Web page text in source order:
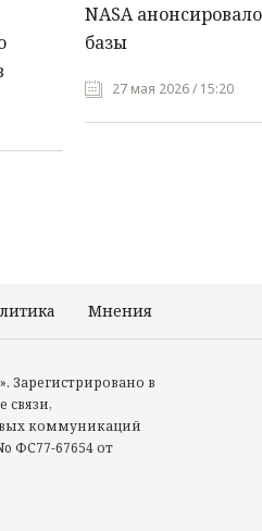
NASA
базы
27 мая 2026 / 15:20
Мнения
Зарегистрировано в
связи,
коммуникаций
ФС77-67654 от